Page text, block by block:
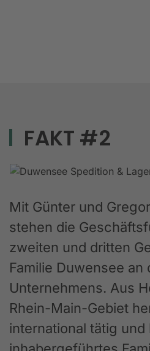
FAKT #2
Mit Günter und
stehen die
zweiten und dritten
Familie Duwensee an
Unternehmens. Aus
Rhein-Main-Gebiet
international tätig